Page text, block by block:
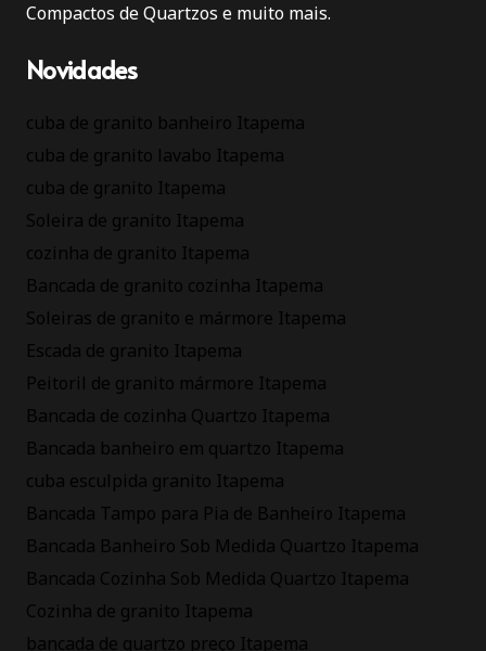
Compactos de Quartzos e muito mais.
Novidades
cuba de granito banheiro Itapema
cuba de granito lavabo Itapema
cuba de granito Itapema
Soleira de granito Itapema
cozinha de granito Itapema
Bancada de granito cozinha Itapema
Soleiras de granito e mármore Itapema
Escada de granito Itapema
Peitoril de granito mármore Itapema
Bancada de cozinha Quartzo Itapema
Bancada banheiro em quartzo Itapema
cuba esculpida granito Itapema
Bancada Tampo para Pia de Banheiro Itapema
Bancada Banheiro Sob Medida Quartzo Itapema
Bancada Cozinha Sob Medida Quartzo Itapema
Cozinha de granito Itapema
bancada de quartzo preço Itapema